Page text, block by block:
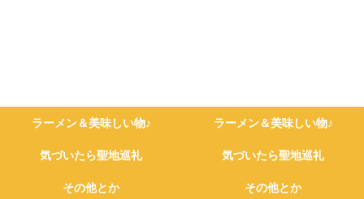
ラーメン＆美味しい物♪ ラーメン＆美味しい物♪
気づいたら聖地巡礼 気づいたら聖地巡礼
その他とか その他とか